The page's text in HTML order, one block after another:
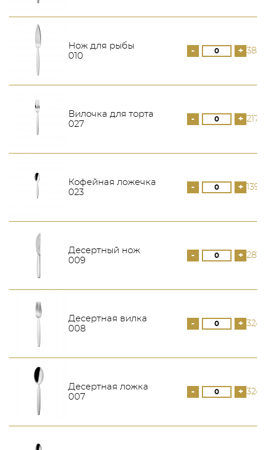
Нож для рыбы
010
- + 388
Вилочка для торта
027
- + 217
Кофейная ложечка
023
- + 139
Десертный нож
009
- + 287
Десертная вилка
008
- + 324
Десертная ложка
007
- + 324